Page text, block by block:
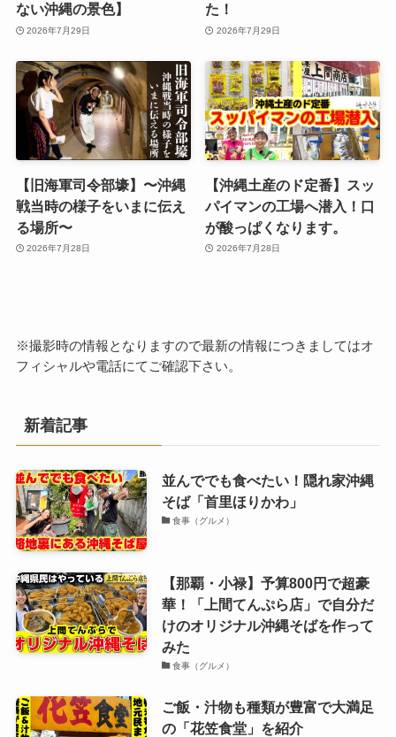
ない沖縄の景色】
2026年7月29日
た！
2026年7月29日
【旧海軍司令部壕】〜沖縄
戦当時の様子をいまに伝え
る場所〜
2026年7月28日
【沖縄土産のド定番】スッ
パイマンの工場へ潜入！口
が酸っぱくなります。
2026年7月28日
※撮影時の情報となりますので最新の情報につきましてはオ
フィシャルや電話にてご確認下さい。
新着記事
並んででも食べたい！隠れ家沖縄
そば「首里ほりかわ」
食事（グルメ）
【那覇・小禄】予算800円で超豪
華！「上間てんぷら店」で自分だ
けのオリジナル沖縄そばを作って
みた
食事（グルメ）
ご飯・汁物も種類が豊富で大満足
の「花笠食堂」を紹介